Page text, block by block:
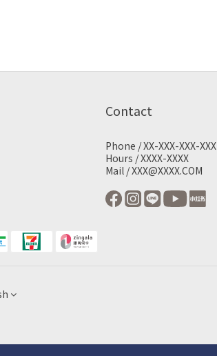
Contact
Phone / XX-XXX-XXX-XXX
Hours / XXXX-XXXX
Mail / XXX@XXXX.COM